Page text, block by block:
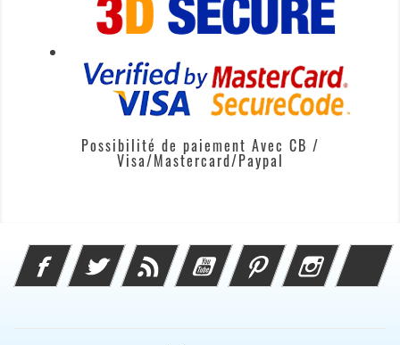
Possibilité de paiement Avec CB /
Visa/Mastercard/Paypal
FacebookTwitter Rss YouTube PinterestInstagram